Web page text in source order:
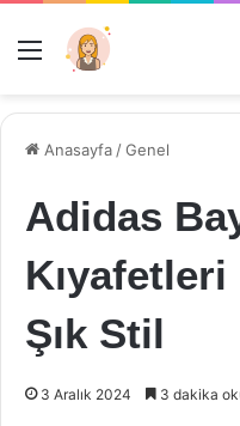
Menü
Anasayfa /Genel
Adidas
Şık Stil
3 Aralık 2024 3 dakika